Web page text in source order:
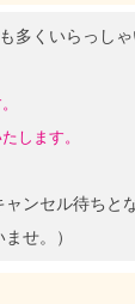
多くいらっしゃ
します。
ャンセル待ちと
せ。）